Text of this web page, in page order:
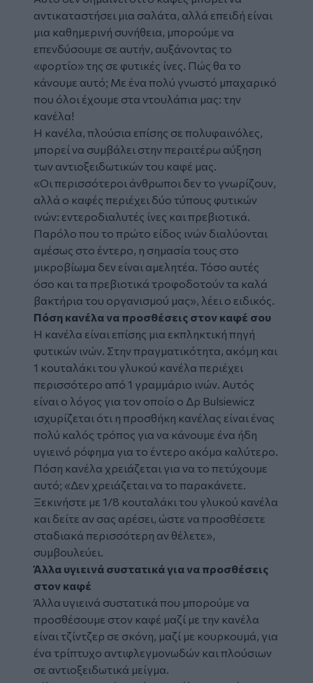
αντικαταστήσει μια σαλάτα, αλλά επειδή είναι
μια καθημερινή συνήθεια, μπορούμε να
επενδύσουμε σε αυτήν, αυξάνοντας το
«φορτίο» της σε φυτικές ίνες. Πώς θα το
κάνουμε αυτό; Με ένα πολύ γνωστό μπαχαρικό
που όλοι έχουμε στα ντουλάπια μας: την
κανέλα!
Η κανέλα, πλούσια επίσης σε πολυφαινόλες,
μπορεί να συμβάλει στην περαιτέρω αύξηση
των αντιοξειδωτικών του καφέ μας.
«Οι περισσότεροι άνθρωποι δεν το γνωρίζουν,
αλλά ο καφές περιέχει δύο τύπους φυτικών
ινών: εντεροδιαλυτές ίνες και πρεβιοτικά.
Παρόλο που το πρώτο είδος ινών διαλύονται
αμέσως στο έντερο, η σημασία τους στο
μικροβίωμα δεν είναι αμελητέα. Τόσο αυτές
όσο και τα πρεβιοτικά τροφοδοτούν τα καλά
βακτήρια του οργανισμού μας», λέει ο ειδικός.
Πόση κανέλα να προσθέσεις στον καφέ σου
Η κανέλα είναι επίσης μια εκπληκτική πηγή
φυτικών ινών. Στην πραγματικότητα, ακόμη και
1 κουταλάκι του γλυκού κανέλα περιέχει
περισσότερο από 1 γραμμάριο ινών. Αυτός
είναι ο λόγος για τον οποίο ο Δρ Bulsiewicz
ισχυρίζεται ότι η προσθήκη κανέλας είναι ένας
πολύ καλός τρόπος για να κάνουμε ένα ήδη
υγιεινό ρόφημα για το έντερο ακόμα καλύτερο.
Πόση κανέλα χρειάζεται για να το πετύχουμε
αυτό; «Δεν χρειάζεται να το παρακάνετε.
Ξεκινήστε με 1/8 κουταλάκι του γλυκού κανέλα
και δείτε αν σας αρέσει, ώστε να προσθέσετε
σταδιακά περισσότερη αν θέλετε»,
συμβουλεύει.
Άλλα υγιεινά συστατικά για να προσθέσεις
στον καφέ
Άλλα υγιεινά συστατικά που μπορούμε να
προσθέσουμε στον καφέ μαζί με την κανέλα
είναι τζίντζερ σε σκόνη, μαζί με κουρκουμά, για
ένα τρίπτυχο αντιφλεγμονωδών και πλούσιων
σε αντιοξειδωτικά μείγμα.